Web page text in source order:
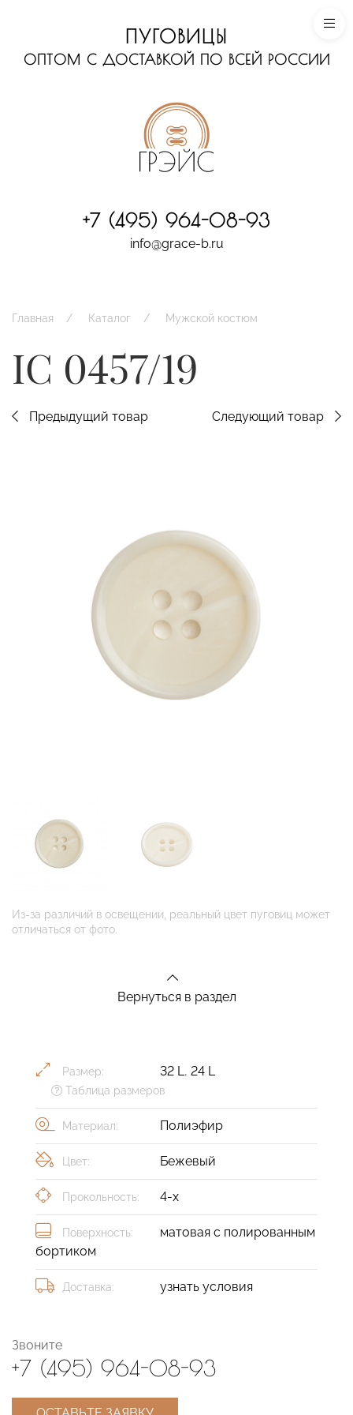
ПУГОВИЦЫ
ОПТОМ С ДОСТАВКОЙ ПО ВСЕЙ РОССИИ
+7 (495) 964-08-93
info@grace-b.ru
Главная Каталог Мужской костюм
IC 0457/19
Предыдущий товар Следующий товар
Из-за различий в освещении, реальный цвет пуговиц может
отличаться от фото.
Вернуться в раздел
Размер: 32 L, 24 L
Таблица размеров
Материал: Полиэфир
Цвет: Бежевый
Прокольность: 4-х
Поверхность:
матовая с полированным
бортиком
Доставка: узнать условия
Звоните
+7 (495) 964-08-93